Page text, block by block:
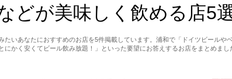
どが美味しく飲める店5
いあなたにおすすめのお店を5件掲載しています。浦和で「ドイツビールや
かく安くてビール飲み放題！」といった要望にお答えするお店をまとめま